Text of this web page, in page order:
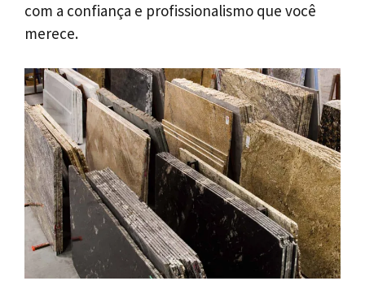
com a confiança e profissionalismo que você
merece.